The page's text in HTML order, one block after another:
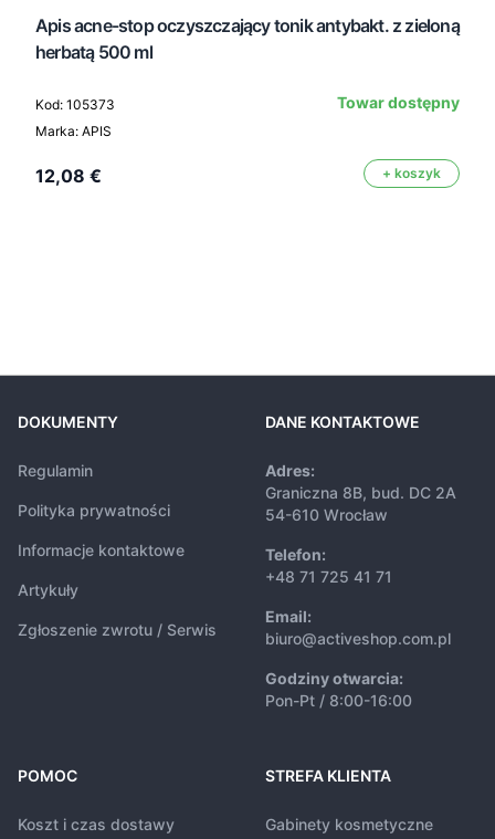
Apis acne-stop oczyszczający tonik antybakt. z zieloną
herbatą 500 ml
Kod: 105373
Marka: APIS
Towar dostępny
12,08 € + koszyk
DOKUMENTY
Regulamin
Polityka prywatności
Informacje kontaktowe
Artykuły
Zgłoszenie zwrotu / Serwis
DANE KONTAKTOWE
Adres:
Graniczna 8B, bud. DC 2A
54-610 Wrocław
Telefon:
+48 71 725 41 71
Email:
biuro@activeshop.com.pl
Godziny otwarcia:
Pon-Pt / 8:00-16:00
POMOC
Koszt i czas dostawy
STREFA KLIENTA
Gabinety kosmetyczne